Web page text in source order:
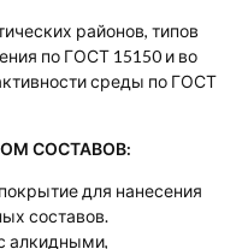
районов, типов
по ГОСТ 15150 и во
среды по ГОСТ
СОСТАВОВ:
для нанесения
составов.
алкидными,